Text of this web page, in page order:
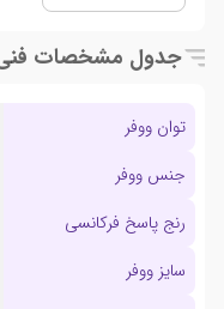
جدول مشخصات
توان ووفر
جنس ووفر
رنج پاسخ فرکانسی
سایز ووفر